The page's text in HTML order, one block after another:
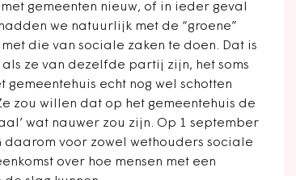
gemeenten nieuw, of in ieder geval
we natuurlijk met de “groene”
die van sociale zaken te doen. Dat is
ze van dezelfde partij zijn, het soms
echt nog wel schotten
zou willen dat op het gemeentehuis de
wat nauwer zou zijn. Op 1 september
daarom voor zowel wethouders sociale
over hoe mensen met een